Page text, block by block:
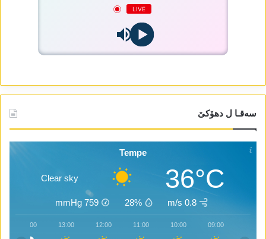
LIVE
سەقـا ل دھۆکێ
Tempe
36°C
Clear sky
0.8 m/s
28%
759
mmHg
09:00
10:00
11:00
12:00
13:00
14:00